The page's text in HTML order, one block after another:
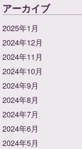
アーカイブ
2025年1月
2024年12月
2024年11月
2024年10月
2024年9月
2024年8月
2024年7月
2024年6月
2024年5月